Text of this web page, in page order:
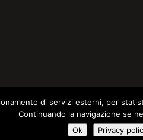
Social Wall
di servizi esterni, per
Continuando la navigazione se
Ok
Privacy